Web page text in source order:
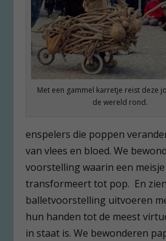
Met een gammel karretje reist deze
de wereld rond.
enspelers die poppen
van vlees en bloed. We
voorstelling waarin een
transformeert tot pop. En
balletvoorstelling uitvoeren
hun handen tot de meest
in staat is. We bewonderen